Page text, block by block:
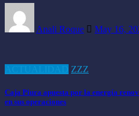
Anali Roque May 16,
ZZZ
Caja Piura apuesta por la energía
en sus operaciones